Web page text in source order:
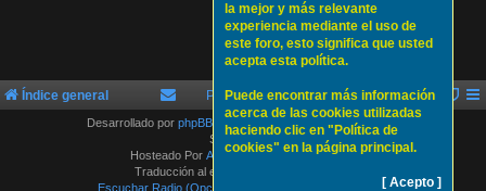
la mejor y más relevante
experiencia mediante el uso de
este foro, esto significa que usted
acepta esta política.
Puede encontrar más información
acerca de las cookies utilizadas
haciendo clic en "Política de
cookies" en la página principal.
[ Acepto ]
Índice general Sobre nosotros
Política de Cookies
Desarrollado por phpBB ® Forum Software © phpBB Limited
Style byArty
Hosteado Por ATLAS-SERVER HOSTING.
Traducción al español por
Escuchar Radio (Opción 1)
Escuchar Radio (Opción 2)